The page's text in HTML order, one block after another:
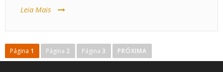
Leia Mais
a
Página 1 Página 2 Página 3 PRÓXIMA